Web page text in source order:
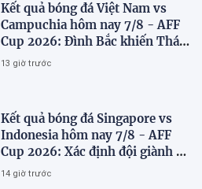
Kết quả bóng đá Việt Nam vs
Campuchia hôm nay 7/8 - AFF
Cup 2026: Đình Bắc khiến Thái
Lan run sợ
13 giờ trước
Kết quả bóng đá Singapore vs
Indonesia hôm nay 7/8 - AFF
Cup 2026: Xác định đội giành vé
Bán kết
14 giờ trước